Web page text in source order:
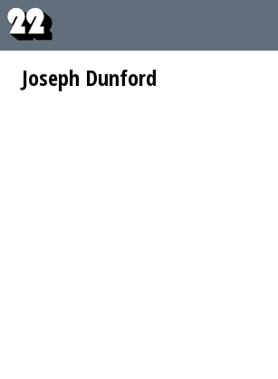
Joseph Dunford